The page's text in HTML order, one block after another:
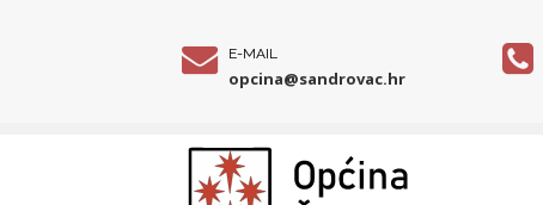
E-MAIL
opcina@sandrovac.hr